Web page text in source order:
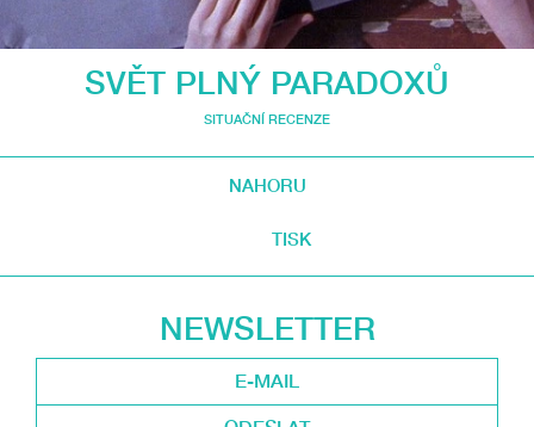
SVĚT PLNÝ PARADOXŮ
SITUAČNÍ RECENZE
NAHORU
TISK
NEWSLETTER